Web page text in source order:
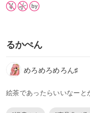
るかぺん
めろめろめろん♯
絵茶であったらいいなー